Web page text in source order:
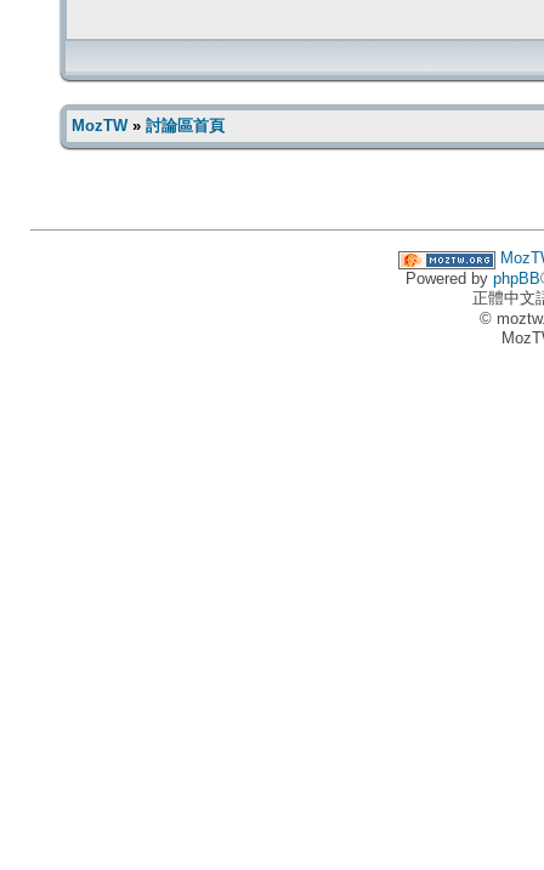
MozTW» 討論區首頁
Powered by phpBB
正體中文
©